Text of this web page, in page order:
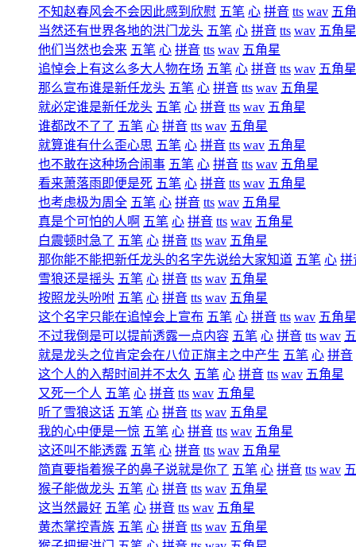
不知赵春风会不会因此感到欣慰 五笔 心 拼音 tts wav 五
当然还有世界各地的洪门龙头 五笔 心 拼音 tts wav 五角星
他们当然也会来 五笔 心 拼音 tts wav 五角星
追悼会上有这么多大人物在场 五笔 心 拼音 tts wav 五角星
那么宣布谁是新任龙头 五笔 心 拼音 tts wav 五角星
就必定谁是新任龙头 五笔 心 拼音 tts wav 五角星
谁都改不了了 五笔 心 拼音 tts wav 五角星
就算谁有什么歪心思 五笔 心 拼音 tts wav 五角星
也不敢在这种场合闹事 五笔 心 拼音 tts wav 五角星
看来萧落雨即便是死 五笔 心 拼音 tts wav 五角星
也考虑极为周全 五笔 心 拼音 tts wav 五角星
真是个可怕的人啊 五笔 心 拼音 tts wav 五角星
白震顿时急了 五笔 心 拼音 tts wav 五角星
那你能不能把新任龙头的名字先说给大家知道 五笔 心 拼
雪狼还是摇头 五笔 心 拼音 tts wav 五角星
按照龙头吩咐 五笔 心 拼音 tts wav 五角星
这个名字只能在追悼会上宣布 五笔 心 拼音 tts wav 五角星
不过我倒是可以提前透露一点内容 五笔 心 拼音 tts wav
就是龙头之位肯定会在八位正旗主之中产生 五笔 心 拼音
这个人的入帮时间并不太久 五笔 心 拼音 tts wav 五角星
又死一个人 五笔 心 拼音 tts wav 五角星
听了雪狼这话 五笔 心 拼音 tts wav 五角星
我的心中便是一惊 五笔 心 拼音 tts wav 五角星
这还叫不能透露 五笔 心 拼音 tts wav 五角星
简直要指着猴子的鼻子说就是你了 五笔 心 拼音 tts wav
猴子能做龙头 五笔 心 拼音 tts wav 五角星
这当然最好 五笔 心 拼音 tts wav 五角星
黄杰掌控青族 五笔 心 拼音 tts wav 五角星